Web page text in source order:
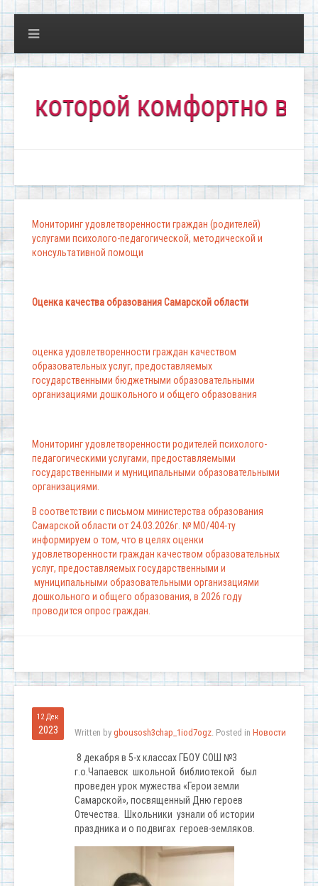
комфортно всем!"
Мониторинг удовлетворенности граждан (родителей)
услугами психолого-педагогической, методической и
консультативной помощи
Оценка качества образования Самарской области
оценка удовлетворенности граждан качеством
образовательных услуг, предоставляемых
государственными бюджетными образовательными
организациями дошкольного и общего образования
Мониторинг удовлетворенности родителей психолого-
педагогическими услугами, предоставляемыми
государственными и муниципальными образовательными
организациями.
В соответствии с письмом министерства образования
Самарской области от 24.03.2026г. № МО/404-ту
информируем о том, что в целях оценки
удовлетворенности граждан качеством образовательных
услуг, предоставляемых государственными и
муниципальными образовательными организациями
дошкольного и общего образования, в 2026 году
проводится опрос граждан.
12 Дек
2023 Written by gbousosh3chap_1iod7ogz. Posted in Новости
8 декабря в 5-х классах ГБОУ СОШ №3
г.о.Чапаевск школьной библиотекой был
проведен урок мужества «Герои земли
Самарской», посвященный Дню героев
Отечества. Школьники узнали об истории
праздника и о подвигах героев-земляков.